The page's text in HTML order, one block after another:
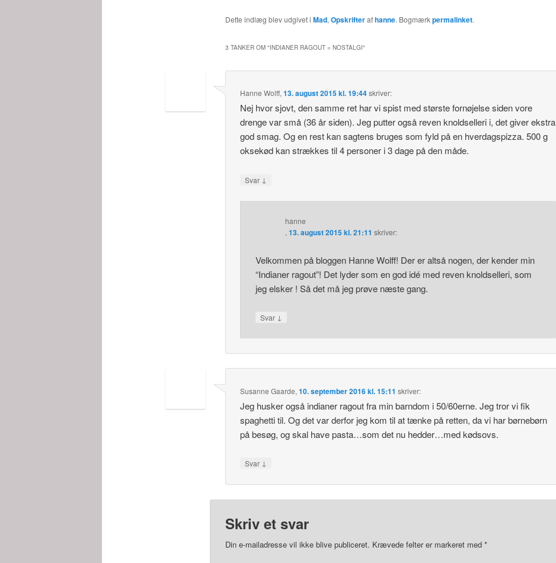
Dette indlæg blev udgivet i Mad,Opskrifterafhanne. Bogmærkpermalinket.
3 TANKER OM "INDIANER RAGOUT = NOSTALGI"
Hanne Wolff,13. august 2015 kl. 19:44skriver:
Nej hvor sjovt, den samme ret har vi spist med største fornøjelse siden vore
drenge var små (36 år siden). Jeg putter også reven knoldselleri i, det giver ekstra
god smag. Og en rest kan sagtens bruges som fyld på en hverdagspizza. 500 g
oksekød kan strækkes til 4 personer i 3 dage på den måde.
Svar ↓
hanne
, 13. august 2015 kl. 21:11 skriver:
Velkommen på bloggen Hanne Wolff! Der er altså nogen, der kender min
“Indianer ragout”! Det lyder som en god idé med reven knoldselleri, som
jeg elsker ! Så det må jeg prøve næste gang.
Svar ↓
Susanne Gaarde,10. september 2016 kl. 15:11 skriver:
Jeg husker også indianer ragout fra min barndom i 50/60erne. Jeg tror vi fik
spaghetti til. Og det var derfor jeg kom til at tænke på retten, da vi har børnebørn
på besøg, og skal have pasta…som det nu hedder…med kødsovs.
Svar ↓
Skriv et svar
Din e-mailadresse vil ikke blive publiceret. Krævede felter er markeret med *